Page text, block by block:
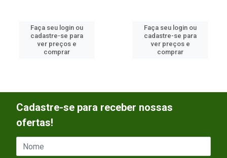
Faça seu login ou
cadastre-se para
ver preços e
comprar
Faça seu login ou
cadastre-se para
ver preços e
comprar
Cadastre-se para receber nossas
ofertas!